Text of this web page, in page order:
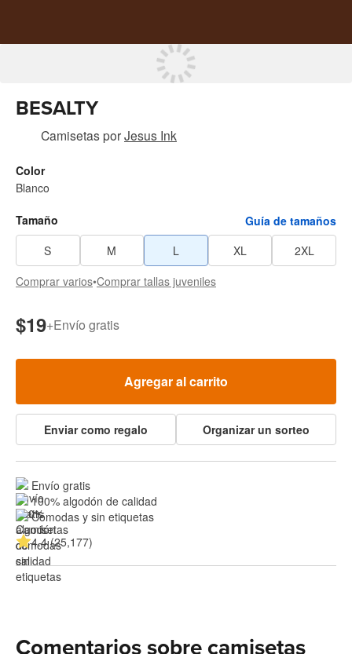
BESALTY
CamisetasporJesus Ink
Color
Blanco
Tamaño
Guía de tamaños
S
M L XL
2XL
Comprar varios•Comprar tallas juveniles
$19+Envío gratis
Agregar al carrito
Enviar como regalo Organizar un sorteo
Envío gratis
100% algodón de calidad
Cómodas y sin etiquetas
4.4 (25,177)
Comentarios sobre camisetas